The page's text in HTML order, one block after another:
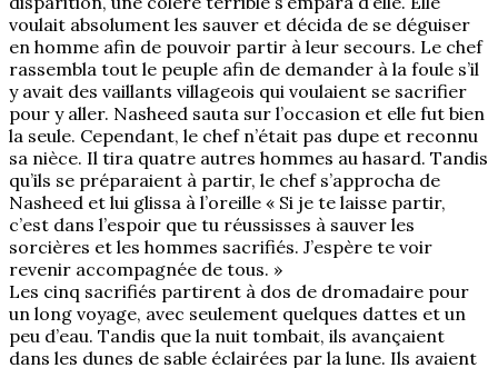
voulait absolument les sauver et décida de se déguiser
en homme afin de pouvoir partir à leur secours. Le chef
rassembla tout le peuple afin de demander à la foule s’il
y avait des vaillants villageois qui voulaient se sacrifier
pour y aller. Nasheed sauta sur l’occasion et elle fut bien
la seule. Cependant, le chef n’était pas dupe et reconnu
sa nièce. Il tira quatre autres hommes au hasard. Tandis
qu’ils se préparaient à partir, le chef s’approcha de
Nasheed et lui glissa à l’oreille « Si je te laisse partir,
c’est dans l’espoir que tu réussisses à sauver les
sorcières et les hommes sacrifiés. J’espère te voir
revenir accompagnée de tous. »
Les cinq sacrifiés partirent à dos de dromadaire pour
un long voyage, avec seulement quelques dattes et un
peu d’eau. Tandis que la nuit tombait, ils avançaient
dans les dunes de sable éclairées par la lune. Ils avaient